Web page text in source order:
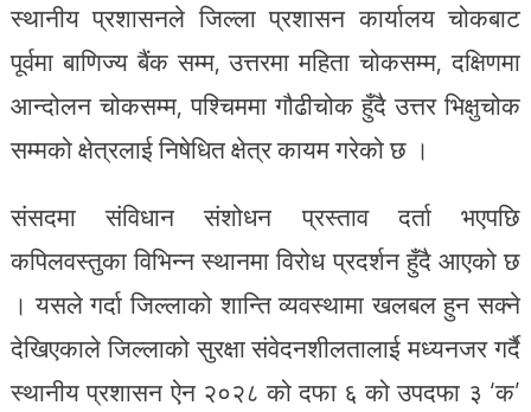
स्थानीय प्रशासनले जिल्ला प्रशासन कार्यालय चोकबाट
पूर्वमा बाणिज्य बैंक सम्म, उत्तरमा महिता चोकसम्म, दक्षिणमा
आन्दोलन चोकसम्म, पश्चिममा गौढीचोक हुँदै उत्तर भिक्षुचोक
सम्मको क्षेत्रलाई निषेधित क्षेत्र कायम गरेको छ ।
संसदमा संविधान संशोधन प्रस्ताव दर्ता भएपछि
कपिलवस्तुका विभिन्न स्थानमा विरोध प्रदर्शन हुँदै आएको छ
। यसले गर्दा जिल्लाको शान्ति व्यवस्थामा खलबल हुन सक्ने
देखिएकाले जिल्लाको सुरक्षा संवेदनशीलतालाई मध्यनजर गर्दै
स्थानीय प्रशासन ऐन २०२८ को दफा ६ को उपदफा ३ ‘क’